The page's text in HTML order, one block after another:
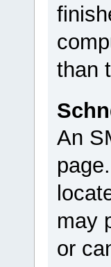
than
An
may
or